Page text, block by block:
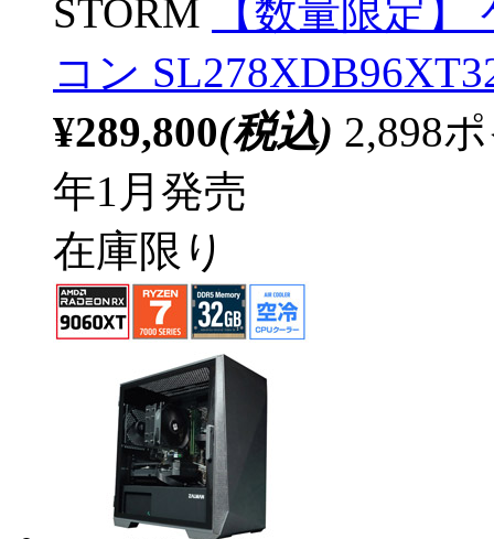
STORM
【数量限定
コン
¥289,800(税込) 2,898
年1月発売
在庫限り